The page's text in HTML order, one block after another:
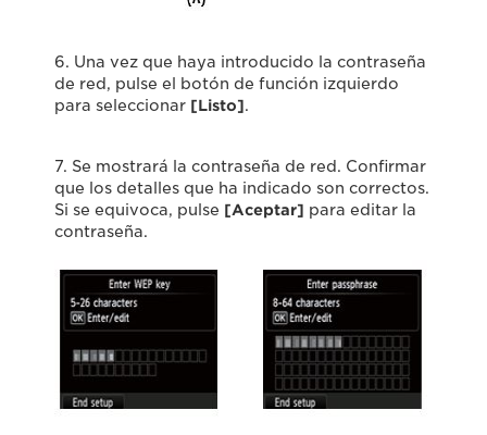
6. Una vez que haya introducido la contraseña
de red, pulse el botón de función izquierdo
para seleccionar [Listo].
7. Se mostrará la contraseña de red. Confirmar
que los detalles que ha indicado son correctos.
Si se equivoca, pulse [Aceptar] para editar la
contraseña.